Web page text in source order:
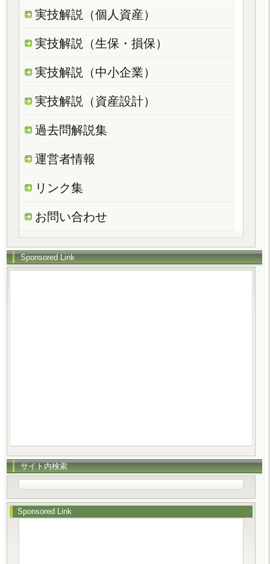
実技解説（個人資産）
実技解説（生保・損保）
実技解説（中小企業）
実技解説（資産設計）
過去問解説集
運営者情報
リンク集
お問い合わせ
Sponsored Link
サイト内検索
Sponsored Link